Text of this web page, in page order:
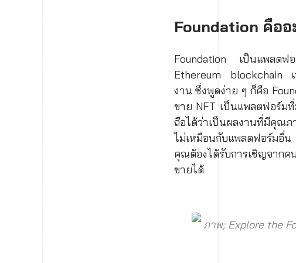
Foundation คืออ
Foundation เป็นแพลตฟอ
Ethereum blockchain เ
งาน ซึ่งพูดง่าย ๆ ก็คือ
ขาย NFT เป็นแพลตฟอร์ม
ถือได้ว่าเป็นผลงานที่มีคุณ
ไม่เหมือนกับแพลตฟอร์มอื่น
คุณต้องได้รับการเชิญจากค
ขายได้
ภาพ; Explore the